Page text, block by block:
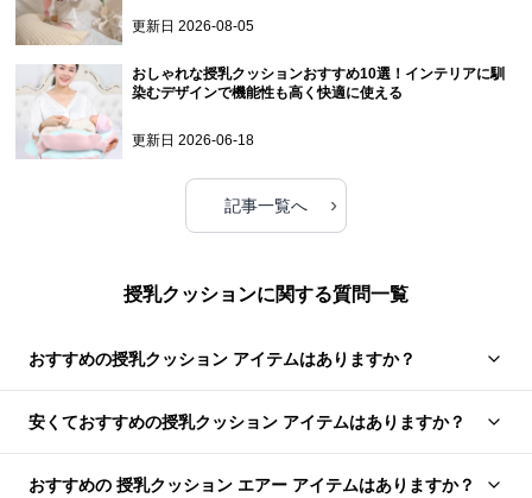
更新日2026-08-05
おしゃれな授乳クッションおすすめ10選！インテリアに馴
染むデザインで機能性も高く快適に使える
更新日2026-06-18
記事一覧へ ›
授乳クッションに関する質問一覧
おすすめの授乳クッション アイテムはありますか？
安くておすすめの授乳クッション アイテムはありますか？
おすすめの 授乳クッション エアー アイテムはありますか？